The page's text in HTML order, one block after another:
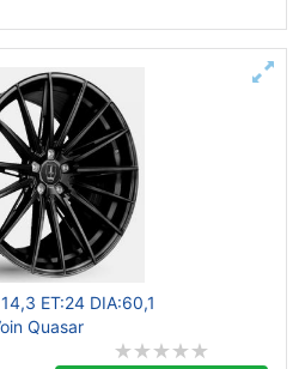
ET:24 DIA:60,1
Quasar
Подобрать